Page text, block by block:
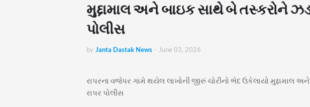
મુદ્દામાલ અને બાઇક સાથે બે તસ્કરોને
પોલીસ
by Janta Dastak News - June 03, 2026
રાપરના વજેપર ગામે થયેલ લાખોની જીરું ચોરીનો ભેદ ઉકેલાયો મુદ્દામાલ
રાપર પોલીસ